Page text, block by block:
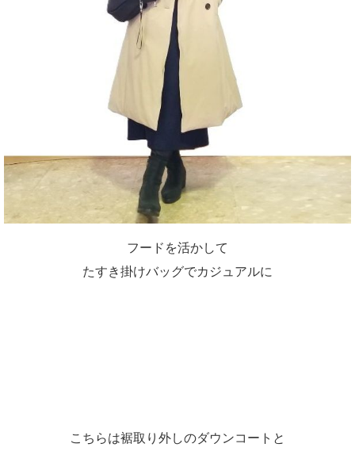
フードを活かして
たすき掛けバッグでカジュアルに
こちらは裾取り外しのダウンコートと